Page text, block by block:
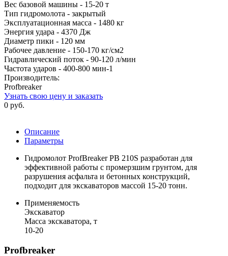
Вес базовой машины - 15-20 т
Тип гидромолота - закрытый
Эксплуатационная масса - 1480 кг
Энергия удара - 4370 Дж
Диаметр пики - 120 мм
Рабочее давление - 150-170 кг/см2
Гидравлический поток - 90-120 л/мин
Частота ударов - 400-800 мин-1
Производитель:
Profbreaker
Узнать свою цену и заказать
0 руб.
Описание
Параметры
Гидромолот ProfBreaker PB 210S разработан для
эффективной работы с промерзшим грунтом, для
разрушения асфальта и бетонных конструкций,
подходит для экскаваторов массой 15-20 тонн.
Применяемость
Экскаватор
Масса экскаватора, т
10-20
Profbreaker